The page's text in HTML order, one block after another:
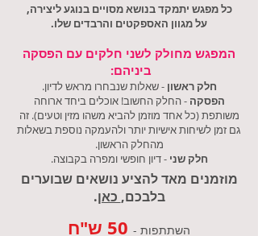
כל מפגש יתמקד בנושא מסויים בנוגע ליצירה,
על מגוון האספקטים והרבדים שלו.
המפגש מחולק לשני חלקים עם הפסקה
ביניהם:
חלק ראשון - שאלות שנבחרו מראש לדיון.
הפסקה - החלק החשוב! אוכלים ביחד ארוחה
משותפת (כל אחד מוזמן להביא משהו מזין וטעים). זה
גם זמן לשיחות אישיות יותר ולהעמקה נוספת בשאלות
מהחלק הראשון.
חלק שני - דיון חופשי ומפרה בקבוצה.
מוזמנים מאד להציע נושאים שבוערים
בלבכם, כאן.
השתתפות -